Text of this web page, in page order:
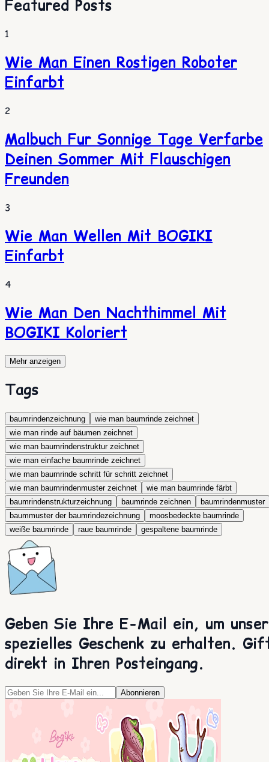
Featured Posts
1
Wie Man Einen Rostigen Roboter
Einfarbt
2
Malbuch Fur Sonnige Tage Verfarbe
Deinen Sommer Mit Flauschigen
Freunden
3
Wie Man Wellen Mit BOGIKI
Einfarbt
4
Wie Man Den Nachthimmel Mit
BOGIKI Koloriert
Mehr anzeigen
Tags
baumrindenzeichnung
wie man baumrinde zeichnet
wie man rinde auf bäumen zeichnet
wie man baumrindenstruktur zeichnet
wie man einfache baumrinde zeichnet
wie man baumrinde schritt für schritt zeichnet
wie man baumrindenmuster zeichnet
wie man baumrinde färbt
baumrindenstrukturzeichnung
baumrinde zeichnen
baumrindenmuster
baummuster der baumrindezeichnung
moosbedeckte baumrinde
weiße baumrinde
raue baumrinde gespaltene baumrinde
Geben Sie Ihre E-Mail ein, um unser
spezielles Geschenk zu erhalten.
direkt in Ihren Posteingang.
Abonnieren